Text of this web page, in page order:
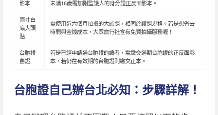
影本 未滿16歲需加附監護人的身分證正反面影本。
兩寸白
底大頭
貼
需使用近六個月拍攝的大頭照，相同於護照規格。若是想省去
時間與金錢成本，大眾旅行社含有免費拍攝服務喔！
台胞證
舊證
若是已經申請過台胞證的讀者，需繳交過期台胞證的正反面影
本，若仍在有效期的台胞證則繳交正本。
台胞證自己辦台北必知：步驟詳解！